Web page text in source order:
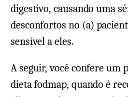
digestivo, causando uma
desconfortos no (a)
sensível a eles.
A seguir, você confere um
dieta fodmap, quando é